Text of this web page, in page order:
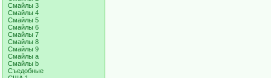
Смайлы 3
Смайлы 4
Смайлы 5
Смайлы 6
Смайлы 7
Смайлы 8
Смайлы 9
Смайлы a
Смайлы b
Съедобные